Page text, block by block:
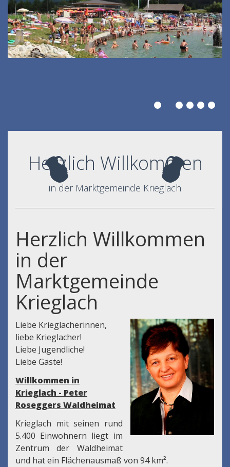
Herzlich Willkommen
in der Marktgemeinde Krieglach
Herzlich Willkommen
in der
Marktgemeinde
Krieglach
Liebe Krieglacherinnen,
liebe Krieglacher!
Liebe Jugendliche!
Liebe Gäste!
Willkommen in
Krieglach - Peter
Roseggers Waldheimat
Krieglach mit seinen rund
5.400 Einwohnern liegt im
Zentrum der Waldheimat
und hat ein Flächenausmaß von 94 km².